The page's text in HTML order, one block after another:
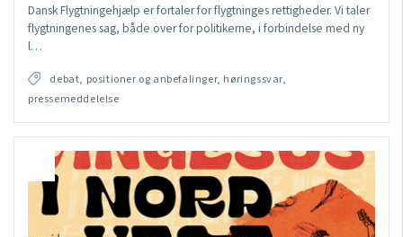
Dansk Flygtningehjælp er fortaler for flygtninges rettigheder. Vi taler
flygtningenes sag, både over for politikerne, i forbindelse med ny
l…
debat, positioner og anbefalinger, høringssvar,
pressemeddelelse